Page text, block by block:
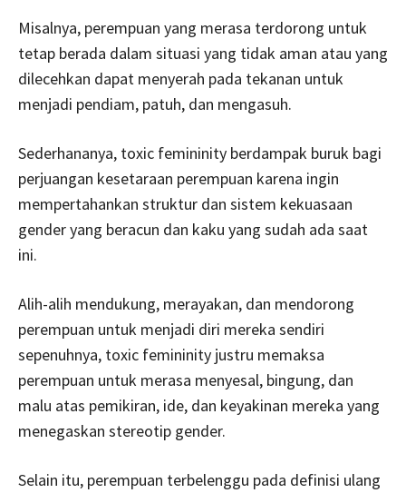
Misalnya, perempuan yang merasa terdorong untuk
tetap berada dalam situasi yang tidak aman atau yang
dilecehkan dapat menyerah pada tekanan untuk
menjadi pendiam, patuh, dan mengasuh.
Sederhananya, toxic femininity berdampak buruk bagi
perjuangan kesetaraan perempuan karena ingin
mempertahankan struktur dan sistem kekuasaan
gender yang beracun dan kaku yang sudah ada saat
ini.
Alih-alih mendukung, merayakan, dan mendorong
perempuan untuk menjadi diri mereka sendiri
sepenuhnya, toxic femininity justru memaksa
perempuan untuk merasa menyesal, bingung, dan
malu atas pemikiran, ide, dan keyakinan mereka yang
menegaskan stereotip gender.
Selain itu, perempuan terbelenggu pada definisi ulang